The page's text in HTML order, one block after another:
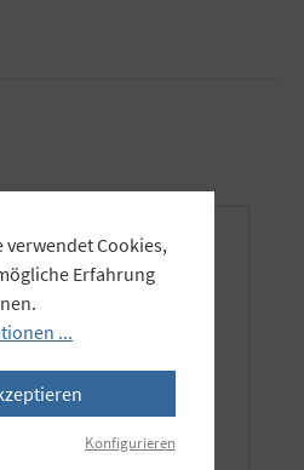
verwendet Cookies,
Erfahrung
...
Konfigurieren